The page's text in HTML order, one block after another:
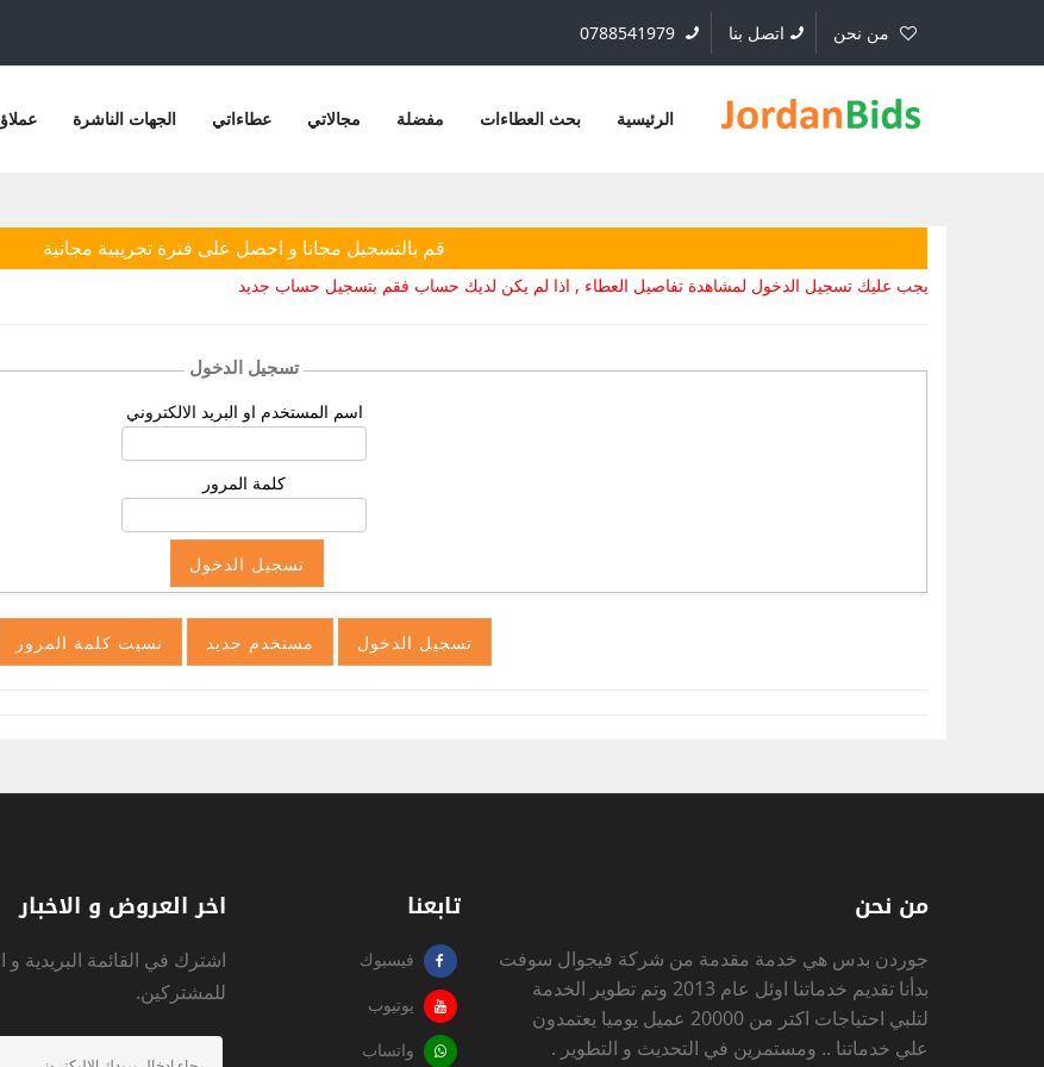
من نحن اتصل بنا
الرئيسية بحث العطاءات مفضلة مجالاتي عطاءاتي الجهات الناشرة
قم بالتسجيل مجانا و احصل على فترة تجريبية مجانية
يجب عليك تسجيل الدخول لمشاهدة تفاصيل العطاء , اذا لم يكن لديك حساب فقم بتسجيل حساب جديد
تسجيل الدخول
اسم المستخدم او البريد الالكتروني
كلمة المرور
من نحن
جوردن بدس هي خدمة مقدمة من شركة فيجوال سوفت
بدأنا تقديم خدماتنا اوئل عام 2013 وتم تطوير الخدمة
لتلبي احتياجات اكتر من 20000 عميل يوميا يعتمدون
علي خدماتنا .. ومستمرين في التحديث و التطوير .
تابعنا
فيسبوك
يوتيوب
واتساب
اخر العروض و الاخبار
اشترك في القائمة البريدية
للمشتركين.